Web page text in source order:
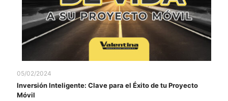
05/02/2024
Inversión Inteligente: Clave para el Éxito de tu Proyecto
Móvil